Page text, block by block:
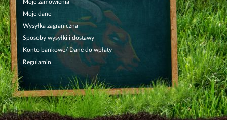
Moje dane
Wysyłka zagraniczna
Sposoby wysyłki i dostawy
Konto bankowe/ Dane do wpłaty
Regulamin